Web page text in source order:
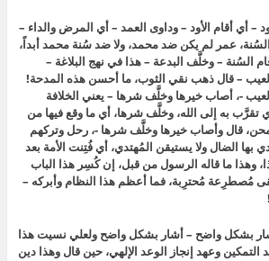
– أي أقام الأود – وداوى العمد – أي المرض والداء –
عمر لم يكن ضد محمد، ولا ضد سُنة محمد أبداً،
السُنة – وخلَّف البدعة – هذا في نهج البلاغة –
– قال ذهب نقي الثوب، ما أحسن هذه المدحة!
-، أصاب خيرها وخلَّف شرها – يعني الخلافة
تقرَّب به إلى الله، وخلَّف شرها، أي ما وقع فيها من
قال وأصاب خيرها وخلَّف شرها -، رحل وتركهم
الضال ولا يستيقن المُهتدي، أي فُتِنت الأمة بعد
وهذا ما قاله الرسول من قبل، إن كُسِر هذا الباب
مُصطرِعة مُحترِبة، فما أعظم هذا النظام وأبركه –
بشكل واضح – أشار بشكل واضح ولعلي نسيت هذا
وعهد إنجاز الوعد الإلهي، حين قال وهذا دين